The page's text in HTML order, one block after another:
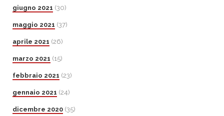
giugno 2021 (30)
maggio 2021 (37)
aprile 2021 (26)
marzo 2021 (15)
febbraio 2021 (23)
gennaio 2021 (24)
dicembre 2020 (35)